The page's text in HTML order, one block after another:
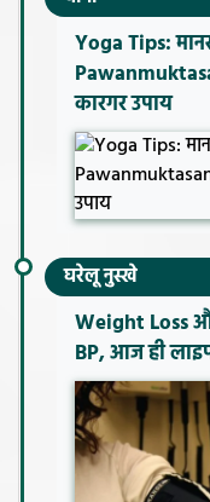
Yoga Tips:
कारगर उपाय
घरेलू नुस्खे
Weight Loss
BP, आज ही